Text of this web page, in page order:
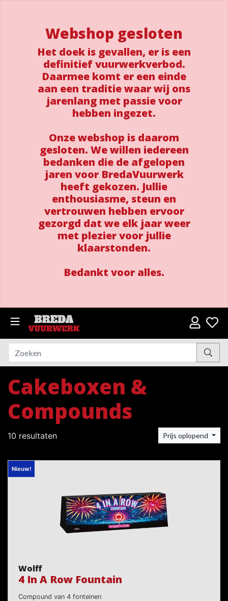
Webshop gesloten
Het doek is gevallen, er is een
definitief vuurwerkverbod.
Daarmee komt er een einde
aan een traditie waar wij ons
jarenlang met passie voor
hebben ingezet.
Onze webshop is daarom
gesloten. We willen iedereen
bedanken die de afgelopen
jaren voor BredaVuurwerk
heeft gekozen. Jullie
enthousiasme, steun en
vertrouwen hebben ervoor
gezorgd dat we elk jaar weer
met plezier voor jullie
klaarstonden.
Bedankt voor alles.
Cakeboxen &
Compounds
10 resultaten Prijs oplopend
Nieuw!
Wolff
4 In A Row Fountain
Compound van 4 fonteinen